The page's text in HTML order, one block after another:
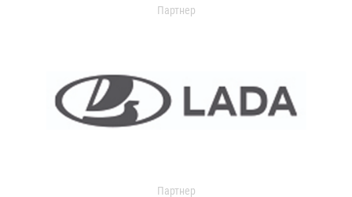
Партнер
Партнер